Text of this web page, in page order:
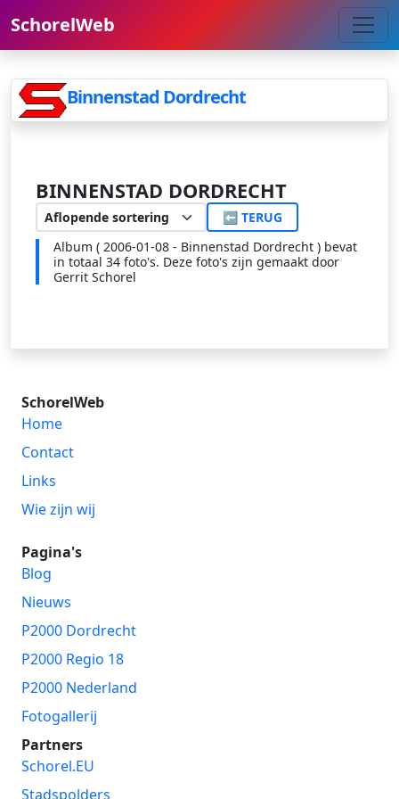
SchorelWeb
Binnenstad Dordrecht
BINNENSTAD DORDRECHT
⬅ TERUG
Album ( 2006-01-08 - Binnenstad Dordrecht ) bevat
in totaal 34 foto's. Deze foto's zijn gemaakt door
Gerrit Schorel
SchorelWeb
Home
Contact
Links
Wie zijn wij
Pagina's
Blog
Nieuws
P2000 Dordrecht
P2000 Regio 18
P2000 Nederland
Fotogallerij
Partners
Schorel.EU
Stadspolders